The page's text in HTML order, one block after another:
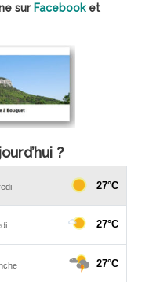
sur Facebook et
?